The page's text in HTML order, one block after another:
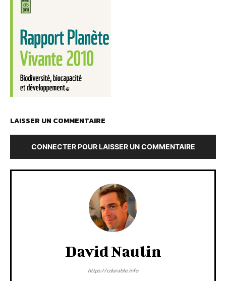
LAISSER UN COMMENTAIRE
CONNECTER POUR LAISSER UN COMMENTAIRE
David Naulin
https://cdurable.info